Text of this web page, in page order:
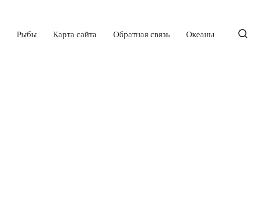
Рыбы Карта сайта Обратная связь Океаны